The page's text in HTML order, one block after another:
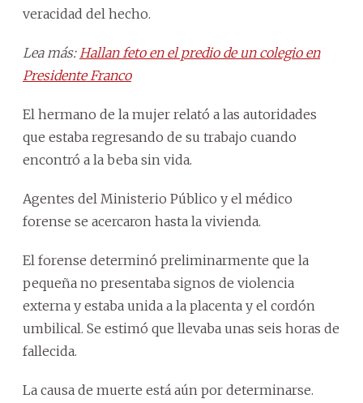
veracidad del hecho.
Lea más: Hallan feto en el predio de un colegio en
Presidente Franco
El hermano de la mujer relató a las autoridades
que estaba regresando de su trabajo cuando
encontró a la beba sin vida.
Agentes del Ministerio Público y el médico
forense se acercaron hasta la vivienda.
El forense determinó preliminarmente que la
pequeña no presentaba signos de violencia
externa y estaba unida a la placenta y el cordón
umbilical. Se estimó que llevaba unas seis horas de
fallecida.
La causa de muerte está aún por determinarse.